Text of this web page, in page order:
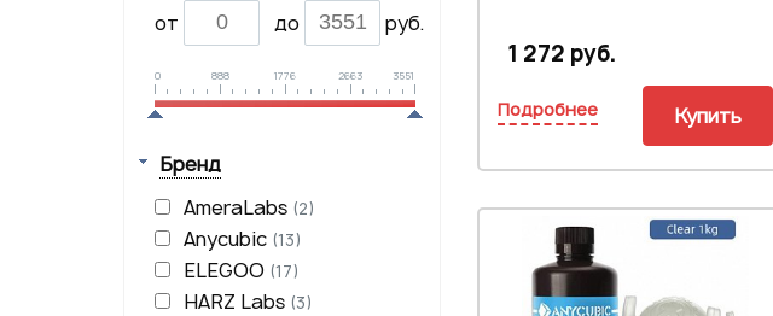
от до руб.
0 888 1776 2663 3551
Бренд
AmeraLabs (2)
Anycubic (13)
ELEGOO (17)
HARZ Labs (3)
1 272 руб.
Подробнее Купить